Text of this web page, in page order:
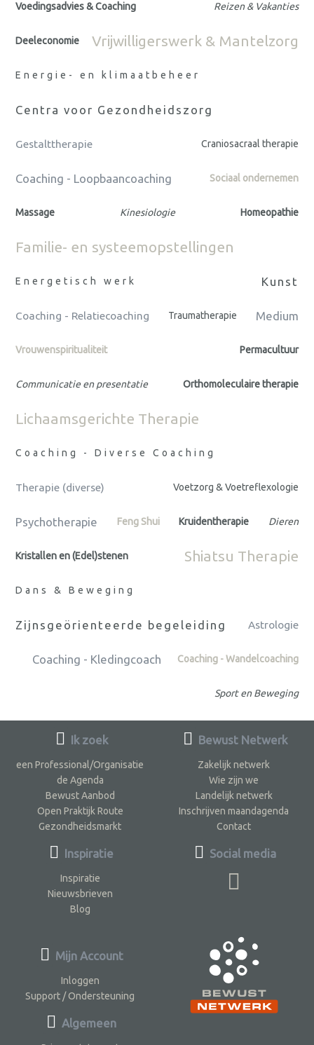
Voedingsadvies & Coaching Reizen & Vakanties
Deeleconomie Vrijwilligerswerk & Mantelzorg
Energie- en klimaatbeheer
Centra voor Gezondheidszorg
Gestalttherapie Craniosacraal therapie
Coaching - Loopbaancoaching Sociaal ondernemen
Massage Kinesiologie Homeopathie
Familie- en systeemopstellingen
Energetisch werk Kunst
Coaching - Relatiecoaching Traumatherapie Medium
Vrouwenspiritualiteit Permacultuur
Communicatie en presentatie Orthomoleculaire therapie
Lichaamsgerichte Therapie
Coaching - Diverse Coaching
Therapie (diverse) Voetzorg & Voetreflexologie
Psychotherapie Feng Shui Kruidentherapie Dieren
Kristallen en (Edel)stenen Shiatsu Therapie
Dans & Beweging
Zijnsgeörienteerde begeleiding Astrologie
Coaching - Kledingcoach Coaching - Wandelcoaching
Sport en Beweging
Ik zoek
een Professional/Organisatie
de Agenda
Bewust Aanbod
Open Praktijk Route
Gezondheidsmarkt
Inspiratie
Inspiratie
Nieuwsbrieven
Blog
Bewust Netwerk
Zakelijk netwerk
Wie zijn we
Landelijk netwerk
Inschrijven maandagenda
Contact
Social media
Mijn Account
Inloggen
Support / Ondersteuning
Algemeen